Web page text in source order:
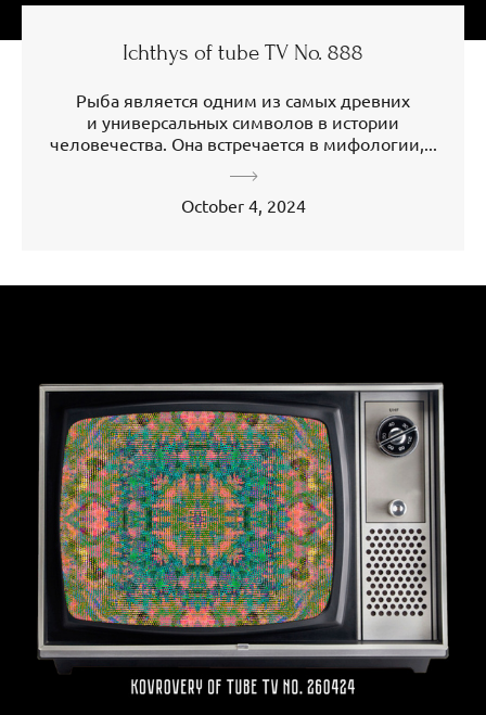
Ichthys of tube TV No. 888
Рыба является одним из самых древних
и универсальных символов в истории
человечества. Она встречается в мифологии,...
October 4, 2024